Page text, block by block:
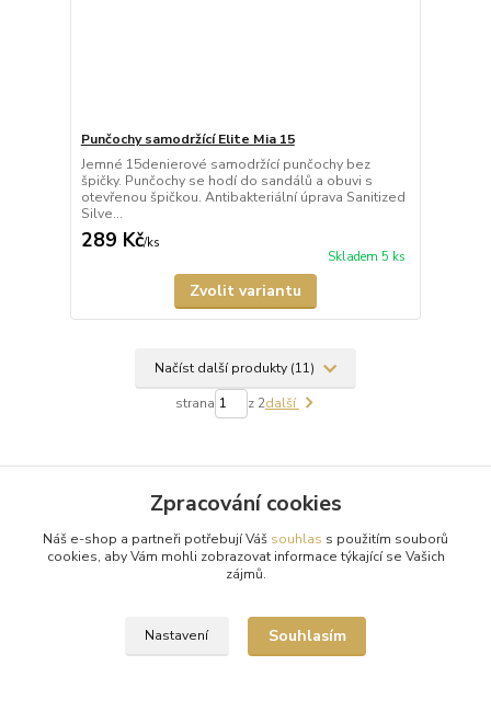
Punčochy samodržící Elite Mia 15
Jemné 15denierové samodržící punčochy bez
špičky. Punčochy se hodí do sandálů a obuvi s
otevřenou špičkou. Antibakteriální úprava Sanitized
Silve...
289 Kč/ks
Skladem 5 ks
Zvolit variantu
Načíst další produkty (11)
strana z 2další
Doprava zdarma od 1500 Kč
Zpracování cookies
Náš e-shop a partneři potřebují Váš souhlas s použitím souborů
cookies, aby Vám mohli zobrazovat informace týkající se Vašich
zájmů.
Nastavení Souhlasím